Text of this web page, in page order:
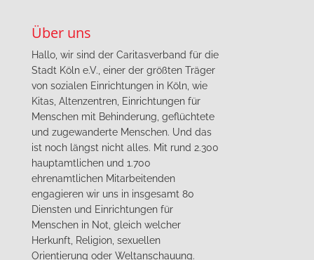
Über uns
Hallo, wir sind der Caritasverband für die
Stadt Köln e.V., einer der größten Träger
von sozialen Einrichtungen in Köln, wie
Kitas, Altenzentren, Einrichtungen für
Menschen mit Behinderung, geflüchtete
und zugewanderte Menschen. Und das
ist noch längst nicht alles. Mit rund 2.300
hauptamtlichen und 1.700
ehrenamtlichen Mitarbeitenden
engagieren wir uns in insgesamt 80
Diensten und Einrichtungen für
Menschen in Not, gleich welcher
Herkunft, Religion, sexuellen
Orientierung oder Weltanschauung.